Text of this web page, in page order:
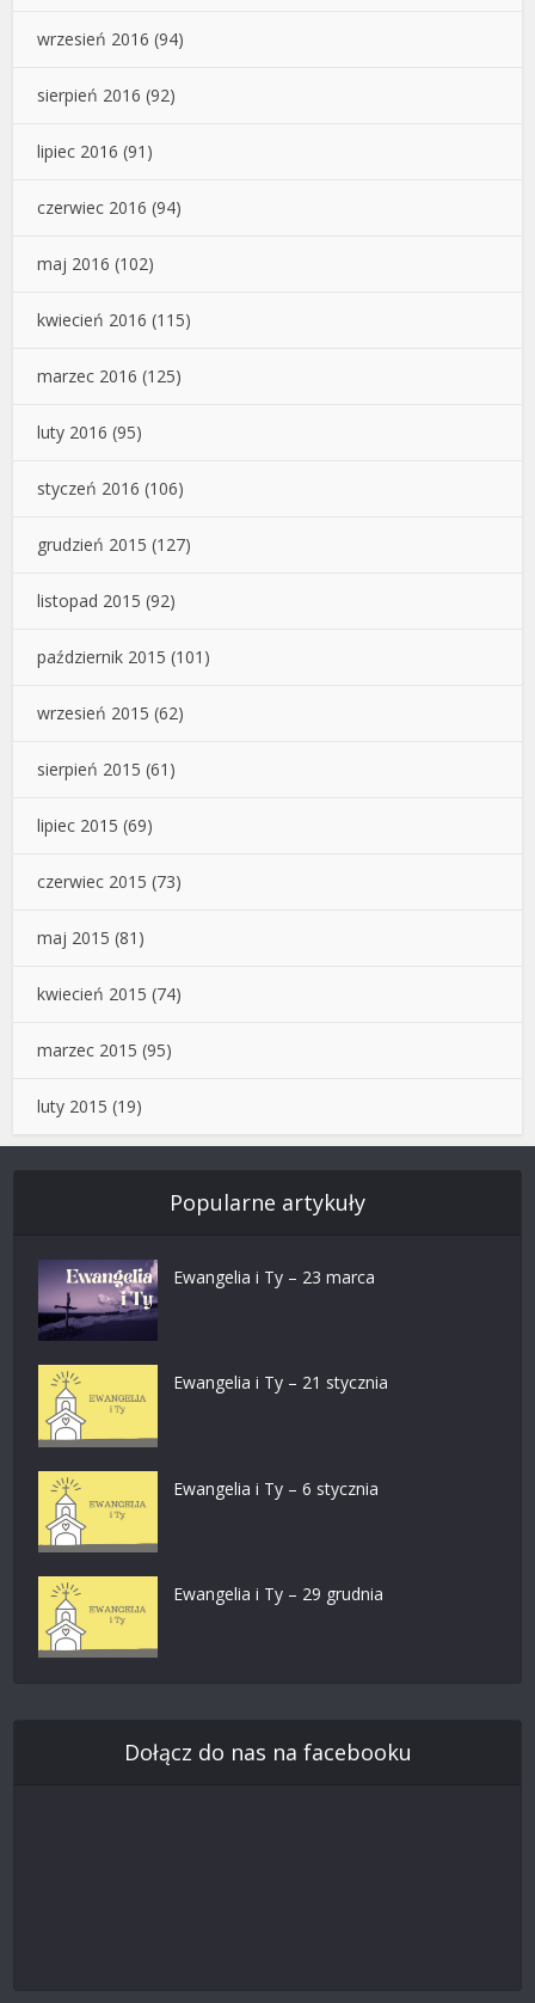
wrzesień 2016 (94)
sierpień 2016 (92)
lipiec 2016 (91)
czerwiec 2016 (94)
maj 2016 (102)
kwiecień 2016 (115)
marzec 2016 (125)
luty 2016 (95)
styczeń 2016 (106)
grudzień 2015 (127)
listopad 2015 (92)
październik 2015 (101)
wrzesień 2015 (62)
sierpień 2015 (61)
lipiec 2015 (69)
czerwiec 2015 (73)
maj 2015 (81)
kwiecień 2015 (74)
marzec 2015 (95)
luty 2015 (19)
Popularne artykuły
Ewangelia i Ty – 23 marca
Ewangelia i Ty – 21 stycznia
Ewangelia i Ty – 6 stycznia
Ewangelia i Ty – 29 grudnia
Dołącz do nas na facebooku